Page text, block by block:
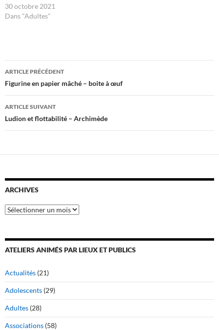
30 octobre 2021
Dans "Adultes"
des
articles
ARTICLE PRÉCÉDENT
Figurine en papier mâché – boite à œuf
ARTICLE SUIVANT
Ludion et flottabilité – Archimède
ARCHIVES
Archives
ATELIERS ANIMÉS PAR LIEUX ET PUBLICS
Actualités (21)
Adolescents (29)
Adultes (28)
Associations (58)